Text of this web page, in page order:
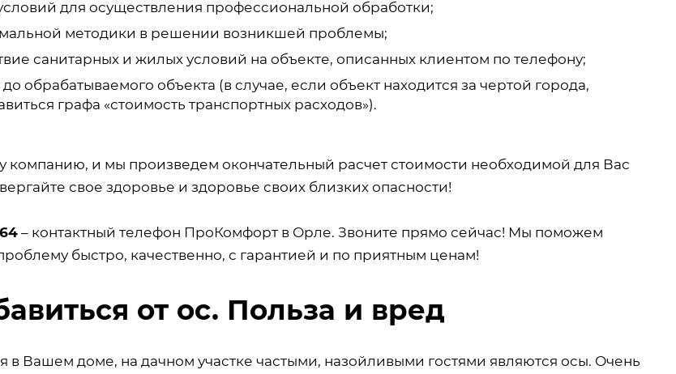
для осуществления профессиональной обработки;
методики в решении возникшей проблемы;
санитарных и жилых условий на объекте, описанных клиентом по телефону;
обрабатываемого объекта (в случае, если объект находится за чертой города,
графа «стоимость транспортных расходов»).
компанию, и мы произведем окончательный расчет стоимости необходимой для Вас
свое здоровье и здоровье своих близких опасности!
– контактный телефон ПроКомфорт в Орле. Звоните прямо сейчас! Мы поможем
быстро, качественно, с гарантией и по приятным ценам!
от ос. Польза и вред
в Вашем доме, на дачном участке частыми, назойливыми гостями являются осы. Очень